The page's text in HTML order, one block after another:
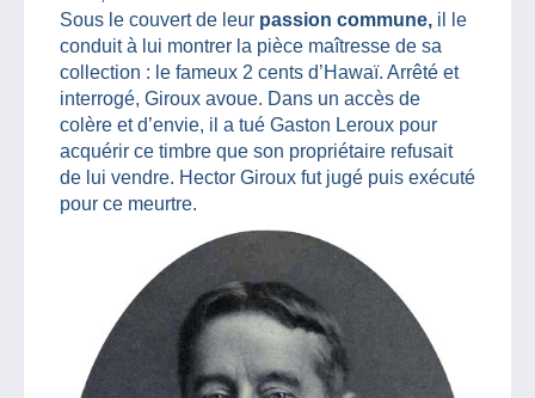
Sous le couvert de leur passion commune, il le
conduit à lui montrer la pièce maîtresse de sa
collection : le fameux 2 cents d’Hawaï. Arrêté et
interrogé, Giroux avoue. Dans un accès de
colère et d’envie, il a tué Gaston Leroux pour
acquérir ce timbre que son propriétaire refusait
de lui vendre. Hector Giroux fut jugé puis exécuté
pour ce meurtre.